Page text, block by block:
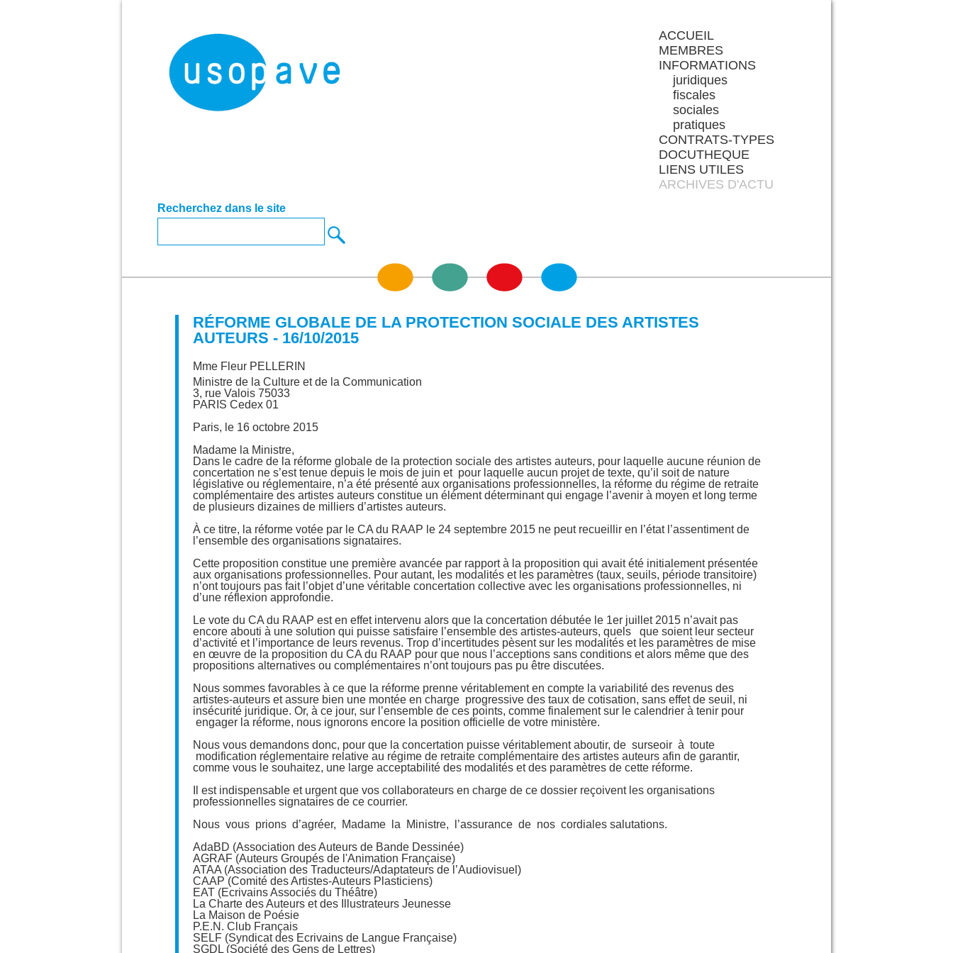
ACCUEIL
MEMBRES
INFORMATIONS
juridiques
fiscales
sociales
pratiques
CONTRATS-TYPES
DOCUTHEQUE
LIENS UTILES
ARCHIVES D'ACTU
Recherchez dans le site
RÉFORME GLOBALE DE LA PROTECTION SOCIALE DES ARTISTES
AUTEURS - 16/10/2015
Mme Fleur PELLERIN
Ministre de la Culture et de la Communication
3, rue Valois 75033
PARIS Cedex 01
Paris, le 16 octobre 2015
Madame la Ministre,
Dans le cadre de la réforme globale de la protection sociale des artistes auteurs, pour laquelle aucune réunion de
concertation ne s’est tenue depuis le mois de juin et pour laquelle aucun projet de texte, qu’il soit de nature
législative ou réglementaire, n’a été présenté aux organisations professionnelles, la réforme du régime de retraite
complémentaire des artistes auteurs constitue un élément déterminant qui engage l’avenir à moyen et long terme
de plusieurs dizaines de milliers d’artistes auteurs.
À ce titre, la réforme votée par le CA du RAAP le 24 septembre 2015 ne peut recueillir en l’état l’assentiment de
l’ensemble des organisations signataires.
Cette proposition constitue une première avancée par rapport à la proposition qui avait été initialement présentée
aux organisations professionnelles. Pour autant, les modalités et les paramètres (taux, seuils, période transitoire)
n’ont toujours pas fait l’objet d’une véritable concertation collective avec les organisations professionnelles, ni
d’une réflexion approfondie.
Le vote du CA du RAAP est en effet intervenu alors que la concertation débutée le 1er juillet 2015 n’avait pas
encore abouti à une solution qui puisse satisfaire l’ensemble des artistes-auteurs, quels que soient leur secteur
d’activité et l’importance de leurs revenus. Trop d’incertitudes pèsent sur les modalités et les paramètres de mise
en œuvre de la proposition du CA du RAAP pour que nous l’acceptions sans conditions et alors même que des
propositions alternatives ou complémentaires n’ont toujours pas pu être discutées.
Nous sommes favorables à ce que la réforme prenne véritablement en compte la variabilité des revenus des
artistes-auteurs et assure bien une montée en charge progressive des taux de cotisation, sans effet de seuil, ni
insécurité juridique. Or, à ce jour, sur l’ensemble de ces points, comme finalement sur le calendrier à tenir pour
engager la réforme, nous ignorons encore la position officielle de votre ministère.
Nous vous demandons donc, pour que la concertation puisse véritablement aboutir, de surseoir à toute
modification réglementaire relative au régime de retraite complémentaire des artistes auteurs afin de garantir,
comme vous le souhaitez, une large acceptabilité des modalités et des paramètres de cette réforme.
Il est indispensable et urgent que vos collaborateurs en charge de ce dossier reçoivent les organisations
professionnelles signataires de ce courrier.
Nous vous prions d’agréer, Madame la Ministre, l’assurance de nos cordiales salutations.
AdaBD (Association des Auteurs de Bande Dessinée)
AGRAF (Auteurs Groupés de l'Animation Française)
ATAA (Association des Traducteurs/Adaptateurs de l’Audiovisuel)
CAAP (Comité des Artistes-Auteurs Plasticiens)
EAT (Ecrivains Associés du Théâtre)
La Charte des Auteurs et des Illustrateurs Jeunesse
La Maison de Poésie
P.E.N. Club Français
SELF (Syndicat des Ecrivains de Langue Française)
SGDL (Société des Gens de Lettres)